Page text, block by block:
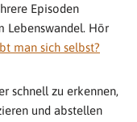
Episoden
Lebenswandel. Hör
man sich selbst?
schnell zu erkennen,
und abstellen